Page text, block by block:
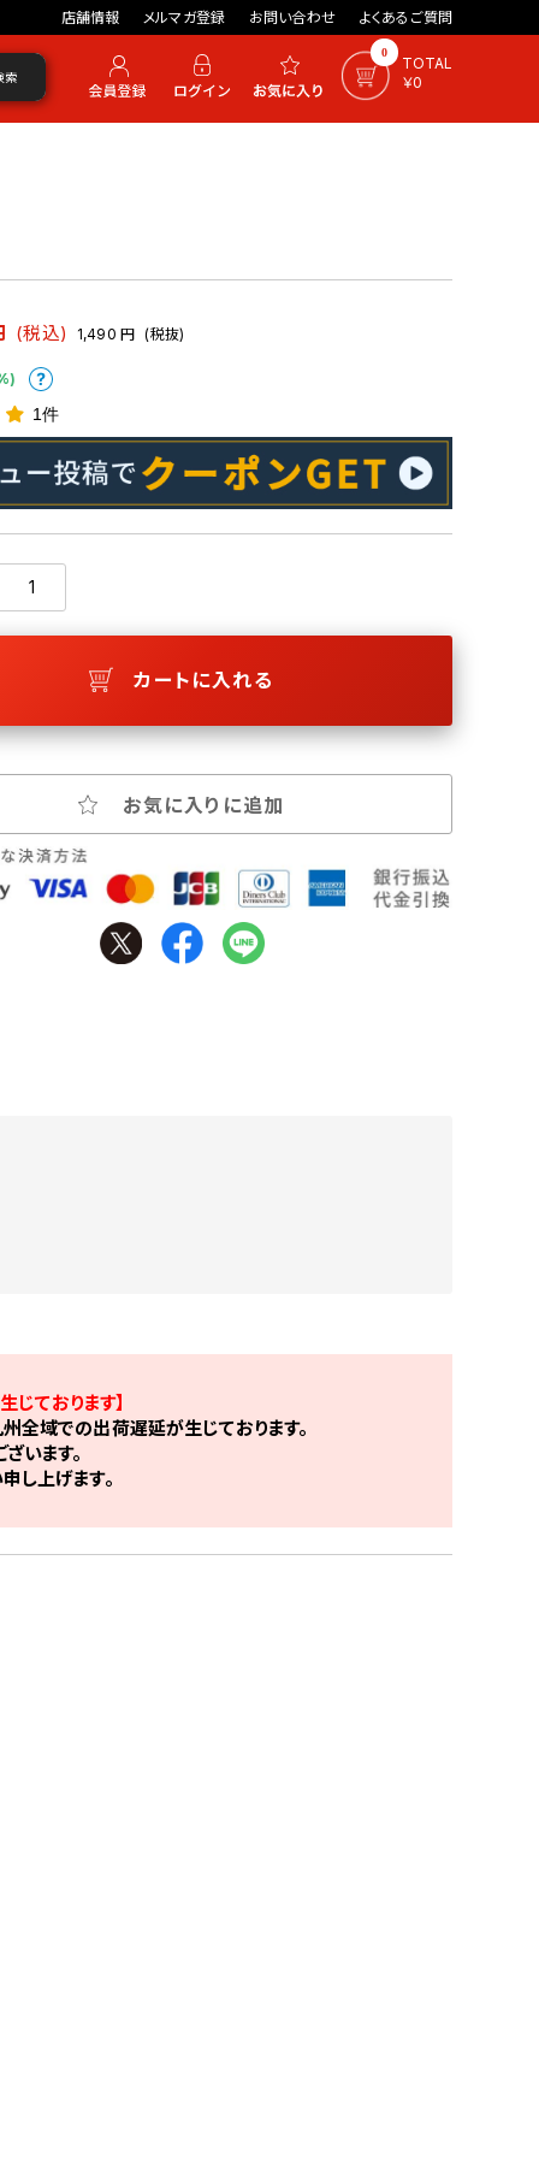
店舗情報 メルマガ登録 お問い合わせ よくあるご質問
0
TOTAL
￥0
索
(税込) 1,490 円 (税抜)
1件
カートに入れる
お気に入りに追加
ております】
全域での出荷遅延が生じております。
います。
し上げます。